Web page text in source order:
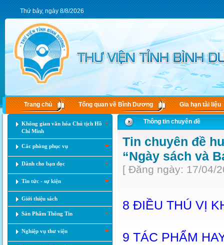
Thứ bảy, ngày 8/8/2026
Trang chủ Tổng quan về Bình Dương Gia hạn tài liệu
Không gian văn hóa Chủ tịch Hồ
Chí Minh
Các phòng phục vụ
Dành cho bạn đọc
Tin tức - sự kiện
Giới thiệu sách
Sản Phẩm Thông Tin
Nghiệp vụ thư viện
Thông tin chuyên đề
Tin chuyên đề
“Ngày sách và
[ Đăng ngày: 17/04/
8 ĐIỀU THÚ VỊ
9 TÁC PHẨM